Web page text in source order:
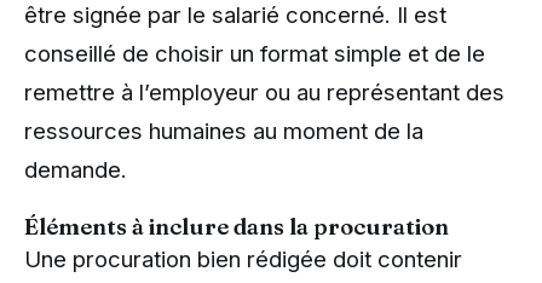
être signée par le salarié concerné. Il est
conseillé de choisir un format simple et de le
remettre à l’employeur ou au représentant des
ressources humaines au moment de la
demande.
Éléments à inclure dans la procuration
Une procuration bien rédigée doit contenir